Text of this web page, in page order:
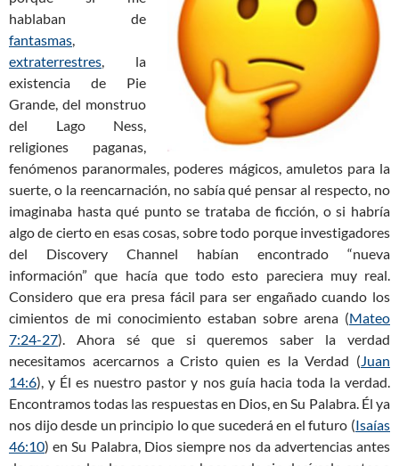
hablaban de
fantasmas,
extraterrestres, la
existencia de Pie
Grande, del monstruo
del Lago Ness,
religiones paganas,
fenómenos paranormales, poderes mágicos, amuletos para la
suerte, o la reencarnación, no sabía qué pensar al respecto, no
imaginaba hasta qué punto se trataba de ficción, o si habría
algo de cierto en esas cosas, sobre todo porque investigadores
del Discovery Channel habían encontrado “nueva
información” que hacía que todo esto pareciera muy real.
Considero que era presa fácil para ser engañado cuando los
cimientos de mi conocimiento estaban sobre arena (Mateo
7:24-27). Ahora sé que si queremos saber la verdad
necesitamos acercarnos a Cristo quien es la Verdad (Juan
14:6), y Él es nuestro pastor y nos guía hacia toda la verdad.
Encontramos todas las respuestas en Dios, en Su Palabra. Él ya
nos dijo desde un principio lo que sucederá en el futuro (Isaías
46:10) en Su Palabra, Dios siempre nos da advertencias antes